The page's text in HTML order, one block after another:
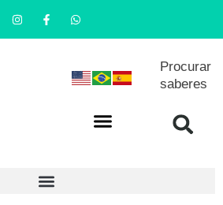
Procurar
saberes